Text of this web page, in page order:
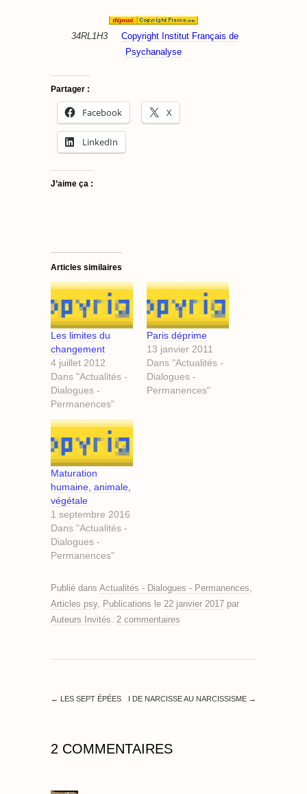
34RL1H3
Copyright Institut Français de
Psychanalyse
Partager :
Facebook X
LinkedIn
J’aime ça :
Articles similaires
Les limites du
changement
4 juillet 2012
Dans "Actualités -
Dialogues -
Permanences"
Paris déprime
13 janvier 2011
Dans "Actualités -
Dialogues -
Permanences"
Maturation
humaine, animale,
végétale
1 septembre 2016
Dans "Actualités -
Dialogues -
Permanences"
Publié dans Actualités - Dialogues - Permanences
Articles psy, Publications le 22 janvier 2017 par
Auteurs Invités
2 commentaires
← LES SEPT ÉPÉES I DE NARCISSE AU NARCISSISME →
2 COMMENTAIRES